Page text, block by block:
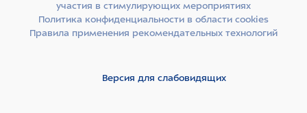
участия в стимулирующих мероприятиях
Политика конфиденциальности в области cookies
Правила применения рекомендательных технологий
Версия для слабовидящих